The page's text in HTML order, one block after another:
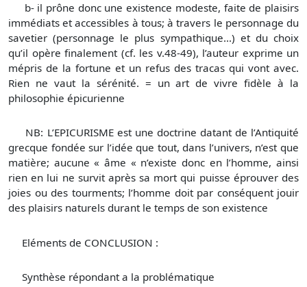
b- il prône donc une existence modeste, faite de plaisirs
immédiats et accessibles à tous; à travers le personnage du
savetier (personnage le plus sympathique...) et du choix
qu’il opère finalement (cf. les v.48-49), l’auteur exprime un
mépris de la fortune et un refus des tracas qui vont avec.
Rien ne vaut la sérénité. = un art de vivre fidèle à la
philosophie épicurienne
NB: L’EPICURISME est une doctrine datant de l’Antiquité
grecque fondée sur l’idée que tout, dans l’univers, n’est que
matière; aucune « âme « n’existe donc en l’homme, ainsi
rien en lui ne survit après sa mort qui puisse éprouver des
joies ou des tourments; l’homme doit par conséquent jouir
des plaisirs naturels durant le temps de son existence
Eléments de CONCLUSION :
Synthèse répondant a la problématique